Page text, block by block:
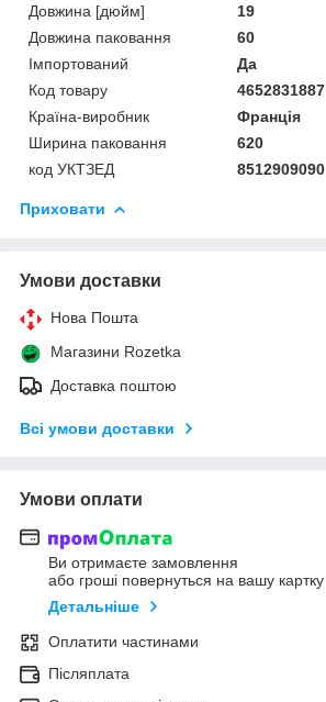
Довжина [дюйм]
19
Довжина паковання
60
Імпортований
Да
Код товару
4652831887
Країна-виробник
Франція
Ширина паковання
620
код УКТЗЕД
8512909090
Приховати
Умови доставки
Нова Пошта
Магазини Rozetka
Доставка поштою
Всі умови доставки
Умови оплати
Ви отримаєте замовлення
або гроші повернуться на вашу картку
Детальніше
Оплатити частинами
Післяплата